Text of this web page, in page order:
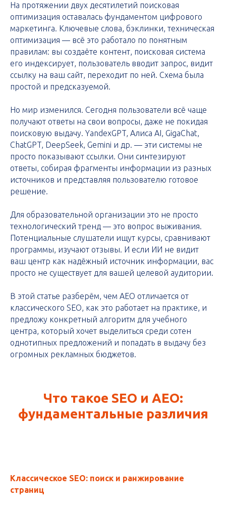
На протяжении двух десятилетий поисковая
оптимизация оставалась фундаментом цифрового
маркетинга. Ключевые слова, бэклинки, техническая
оптимизация — всё это работало по понятным
правилам: вы создаёте контент, поисковая система
его индексирует, пользователь вводит запрос, видит
ссылку на ваш сайт, переходит по ней. Схема была
простой и предсказуемой.
Но мир изменился. Сегодня пользователи всё чаще
получают ответы на свои вопросы, даже не покидая
поисковую выдачу. YandexGPT, Алиса AI, GigaChat,
ChatGPT, DeepSeek, Gemini и др. — эти системы не
просто показывают ссылки. Они синтезируют
ответы, собирая фрагменты информации из разных
источников и представляя пользователю готовое
решение.
Для образовательной организации это не просто
технологический тренд — это вопрос выживания.
Потенциальные слушатели ищут курсы, сравнивают
программы, изучают отзывы. И если ИИ не видит
ваш центр как надёжный источник информации, вас
просто не существует для вашей целевой аудитории.
В этой статье разберём, чем AEO отличается от
классического SEO, как это работает на практике, и
предложу конкретный алгоритм для учебного
центра, который хочет выделиться среди сотен
однотипных предложений и попадать в выдачу без
огромных рекламных бюджетов.
Что такое SEO и AEO:
фундаментальные различия
Классическое SEO: поиск и ранжирование
страниц